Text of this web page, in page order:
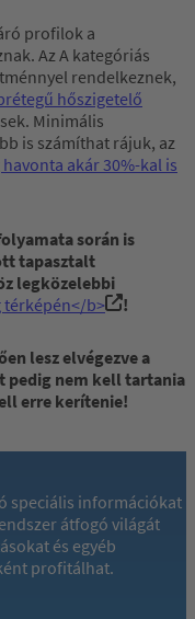
profilok a
Az A kategóriás
rendelkeznek,
hőszigetelő
Minimális
is számíthat rájuk, az
akár 30%-kal is
során is
tapasztalt
legközelebbi
térképén</b> !
lesz elvégezve a
pedig nem kell tartania
erre kerítenie!
speciális információkat
átfogó világát
és egyéb
profitálhat.